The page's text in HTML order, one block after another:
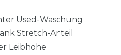
Used-Waschung
Stretch-Anteil
Leibhöhe